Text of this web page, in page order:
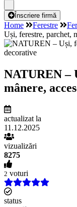
Înscriere firmă
Home Ferestre
Uși, ferestre, parchet,
NATUREN –
mânere,
actualizat la
11.12.2025
vizualizări
8275
2 voturi
status